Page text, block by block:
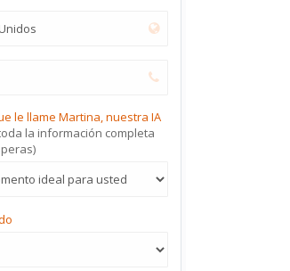
le llame Martina, nuestra IA
la información completa